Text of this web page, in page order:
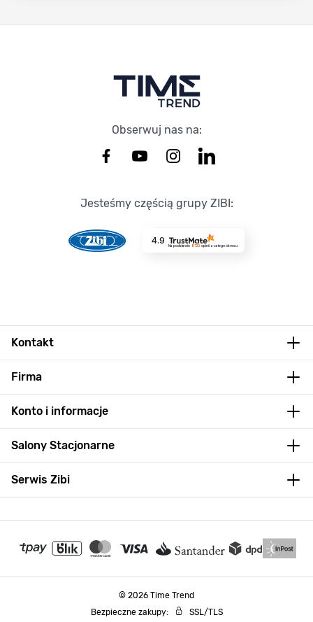
Obserwuj nas na:
Jesteśmy częścią grupy ZIBI:
4.9
Na podstawie 8722opinii z całego okresu
Kontakt
Firma
Konto i informacje
Salony Stacjonarne
Serwis Zibi
© 2026 Time Trend
Bezpieczne zakupy:
SSL/TLS